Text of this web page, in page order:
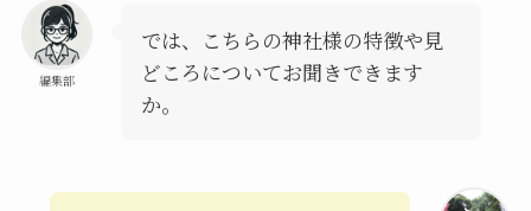
編集部
では、こちらの神社様の特徴や見
どころについてお聞きできます
か。